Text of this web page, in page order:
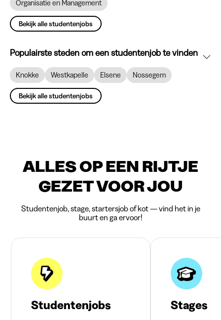
Organisatie en Management
Bekijk alle studentenjobs
Populairste steden om een studentenjob te vinden
Knokke Westkapelle Elsene Nossegem
Bekijk alle studentenjobs
ALLES OP EEN RIJTJE
GEZET VOOR JOU
Studentenjob, stage, startersjob of kot — vind het in je
buurt en ga ervoor!
Studentenjobs Stages